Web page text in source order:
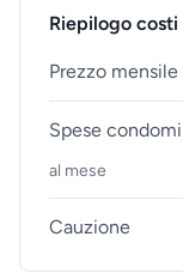
Riepilogo costi
Prezzo mensile
Spese
al mese
Cauzione